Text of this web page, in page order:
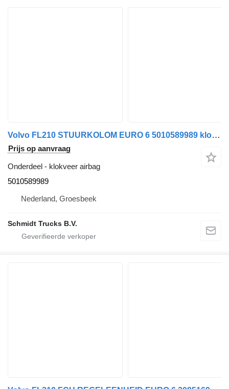
Volvo FL210 STUURKOLOM EURO 6 5010589989 klokveer airbag voor vrachtwagen
Prijs op aanvraag
Onderdeel - klokveer airbag
5010589989
Nederland, Groesbeek
Schmidt Trucks B.V.